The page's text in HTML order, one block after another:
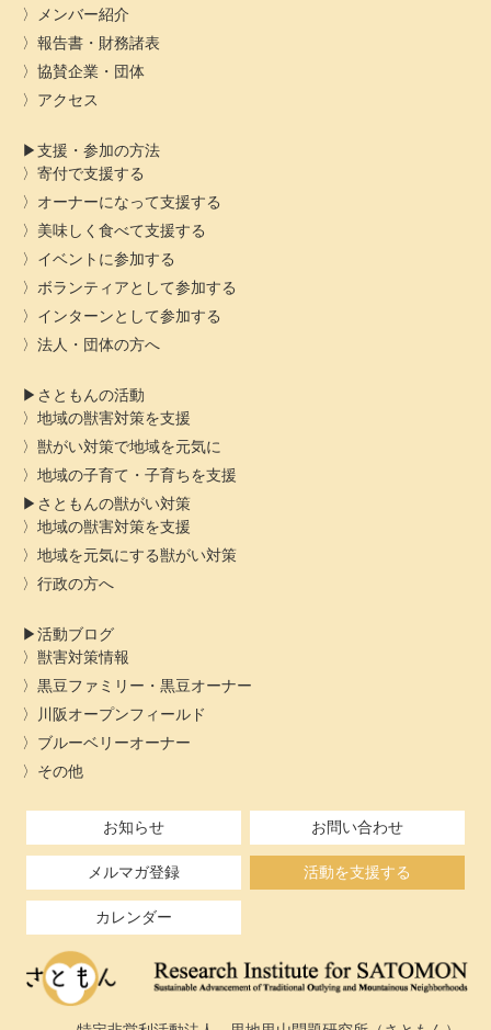
メンバー紹介
報告書・財務諸表
協賛企業・団体
アクセス
支援・参加の方法
寄付で支援する
オーナーになって支援する
美味しく食べて支援する
イベントに参加する
ボランティアとして参加する
インターンとして参加する
法人・団体の方へ
さともんの活動
地域の獣害対策を支援
獣がい対策で地域を元気に
地域の子育て・子育ちを支援
さともんの獣がい対策
地域の獣害対策を支援
地域を元気にする獣がい対策
行政の方へ
活動ブログ
獣害対策情報
黒豆ファミリー・黒豆オーナー
川阪オープンフィールド
ブルーベリーオーナー
その他
お知らせ お問い合わせ
メルマガ登録 活動を支援する
カレンダー